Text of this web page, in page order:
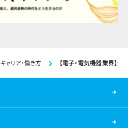
キャリア・働き方 【電子・電気機器業界】